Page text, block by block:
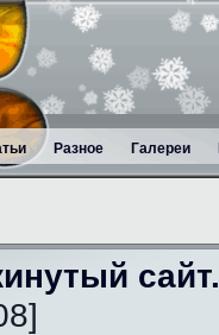
Разное Галереи
сайт.